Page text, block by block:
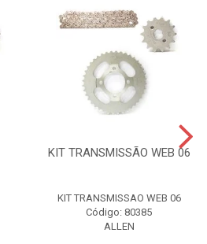
KIT TRANSMISSÃO WEB 06
KIT TRANSMISSAO WEB 06
Código: 80385
ALLEN